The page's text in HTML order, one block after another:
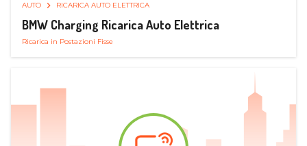
AUTO RICARICA AUTO ELETTRICA
BMW Charging Ricarica Auto Elettrica
Ricarica in Postazioni Fisse